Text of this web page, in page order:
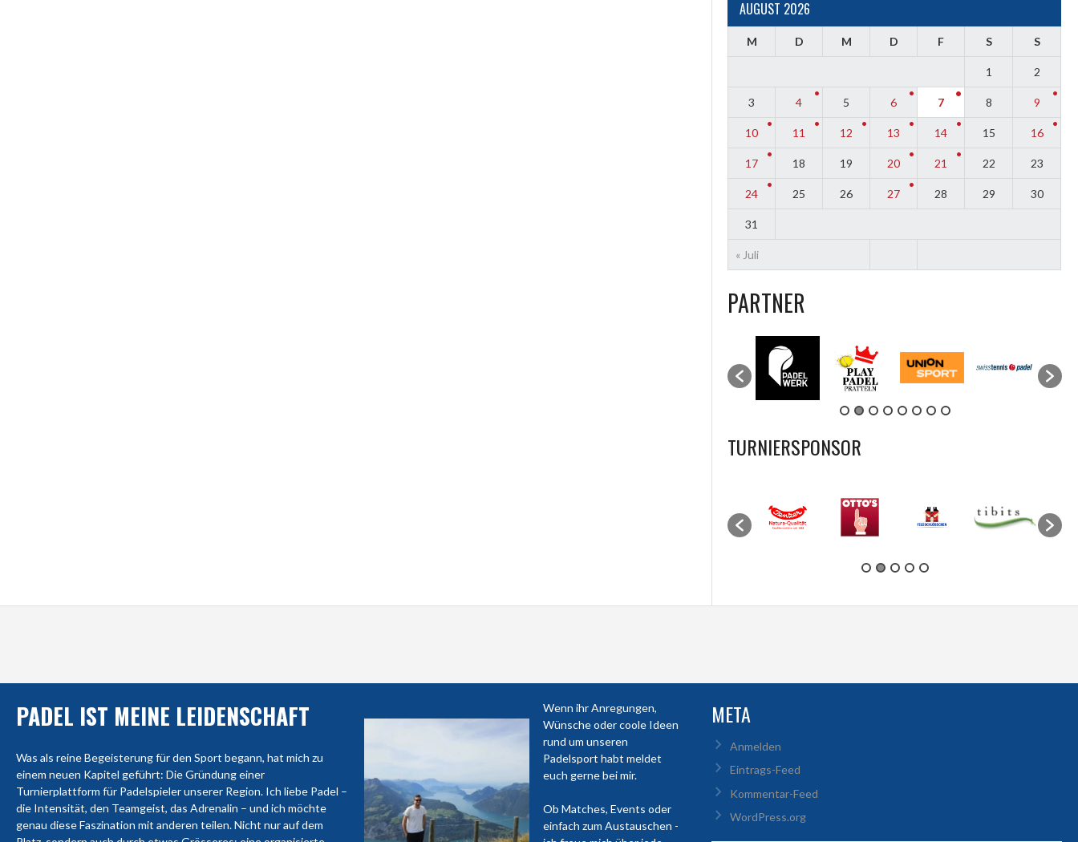
AUGUST 2026
M D M D F S S
« Juli
1 2
3 4 5 6 7 8 9
10 11 12 13 14 15 16
17 18 19 20 21 22 23
24 25 26 27 28 29 30
31
PARTNER
TURNIERSPONSOR
PADEL IST MEINE LEIDENSCHAFT
Was als reine Begeisterung für den Sport begann, hat mich zu
einem neuen Kapitel geführt: Die Gründung einer
Turnierplattform für Padelspieler unserer Region. Ich liebe Padel –
die Intensität, den Teamgeist, das Adrenalin – und ich möchte
genau diese Faszination mit anderen teilen. Nicht nur auf dem
Wenn ihr Anregungen,
Wünsche oder coole Ideen
rund um unseren
Padelsport habt meldet
euch gerne bei mir.
Ob Matches, Events oder
einfach zum Austauschen -
META
Anmelden
Eintrags-Feed
Kommentar-Feed
WordPress.org